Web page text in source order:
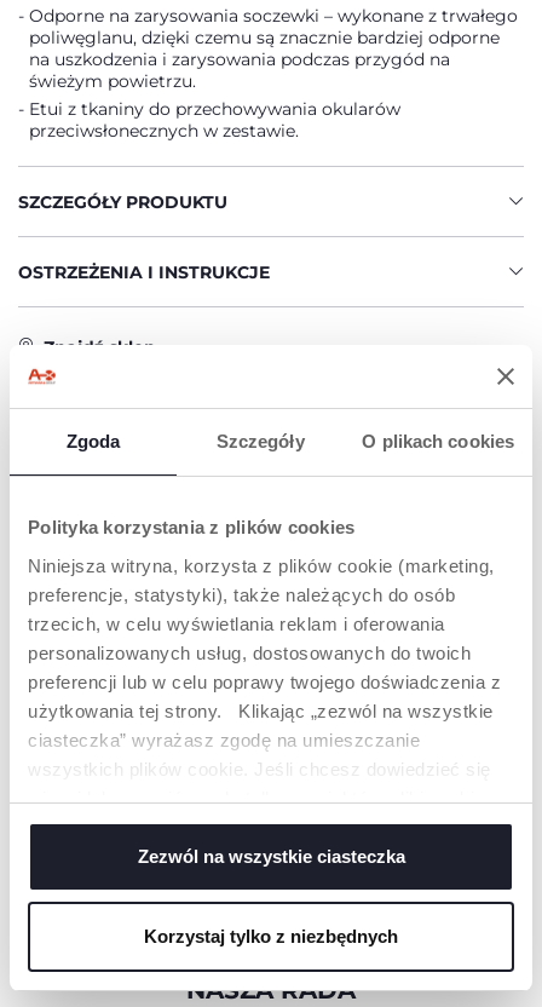
Zgoda Szczegóły O plikach cookies
Polityka korzystania z plików cookies
Niniejsza witryna, korzysta z plików cookie (marketing,
preferencje, statystyki), także należących do osób
trzecich, w celu wyświetlania reklam i oferowania
personalizowanych usług, dostosowanych do twoich
preferencji lub w celu poprawy twojego doświadczenia z
użytkowania tej strony. Klikając „zezwól na wszystkie
ciasteczka” wyrażasz zgodę na umieszczanie
wszystkich plików cookie. Jeśli chcesz dowiedzieć się
więcej lub wyrazić zgodę tylko na niektóre pliki cookie,
kliknij „Ustawienia”. Zamykając ten baner, wyrażasz
zgodę na używanie wyłącznie technicznych plików
cookie, które są niezbędne dla żądanej usługi.
Zezwól na wszystkie ciasteczka
Korzystaj tylko z niezbędnych
Odporne na zarysowania soczewki – wykonane z trwałego
poliwęglanu, dzięki czemu są znacznie bardziej odporne
na uszkodzenia i zarysowania podczas przygód na
świeżym powietrzu.
Etui z tkaniny do przechowywania okularów
przeciwsłonecznych w zestawie.
SZCZEGÓŁY PRODUKTU
OSTRZEŻENIA I INSTRUKCJE
Znajdź sklep
OKULARY
PRZECIWSŁONECZNE
+ KOLORY
PRZECIWSŁONECZNE
NASZA RADA